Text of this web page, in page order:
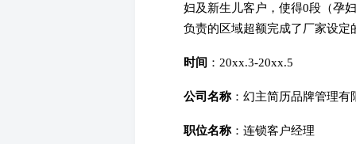
妇及新生儿客户，使得0段（孕
负责的区域超额完成了厂家设
时间 ：20xx.3-20xx.5
公司名称：幻主简历品牌管理有
职位名称：连锁客户经理